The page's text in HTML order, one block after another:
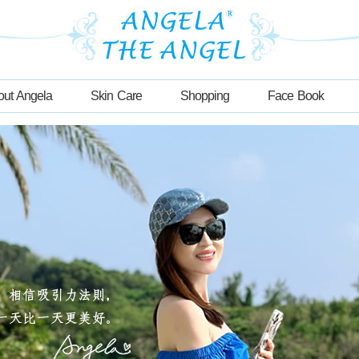
Angela Skin Care Shopping Face Book